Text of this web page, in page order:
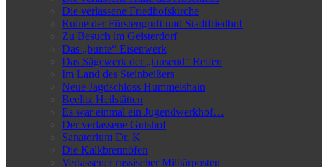
Die verlassene Friedhofskirche
Ruine der Fürstengruft und Stadtfriedhof
Zu Besuch im Geisterdorf
Das „bunte“ Eisenwerk
Das Sägewerk der „tausend“ Reifen
Im Land des Steinbeißers
Neue Jagdschloss Hummelshain
Beelitz Heilstätten
Es war einmal ein Jugendwerkhof…
Der verlassene Gutshof
Sanatorium Dr. K
Die Kalkbrennöfen
Verlassener russischer Militärposten